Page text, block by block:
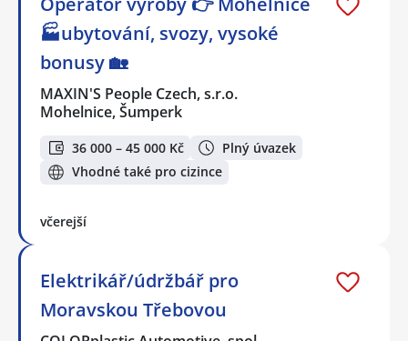
🏭ubytování, svozy, vysoké
bonusy 🏡
MAXIN'S People Czech, s.r.o.
Mohelnice, Šumperk
36 000 – 45 000 Kč
Plný úvazek
Vhodné také pro cizince
včerejší
Elektrikář/údržbář pro
Moravskou Třebovou